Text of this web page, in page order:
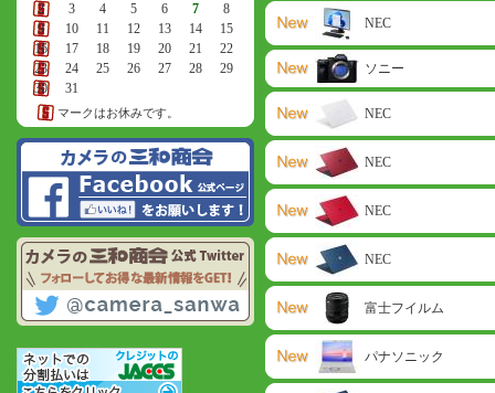
2
3 4 5 6 7
8
9
10 11 12 13 14
15
16
17 18 19 20 21
22
23
24 25 26 27 28
29
30
31
マークはお休みです。
NEC
ソニー
NEC
NEC
NEC
NEC
富士フイルム
パナソニック